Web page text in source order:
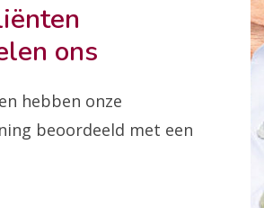
ons
hebben onze
beoordeeld met een